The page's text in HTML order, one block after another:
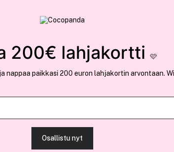
The Ordinary
Azelaic Acid Suspension
200€ lahjakortti 🩷
nappaa paikkasi 200 euron lahjakortin arvontaan.
Osallistu nyt